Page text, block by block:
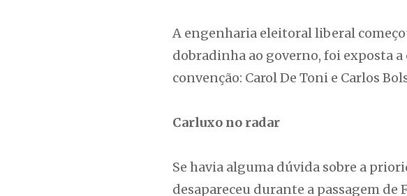
A engenharia eleitoral liberal
dobradinha ao governo, foi exposta
convenção: Carol De Toni e Carlos
Carluxo no radar
Se havia alguma dúvida sobre a
desapareceu durante a passagem de